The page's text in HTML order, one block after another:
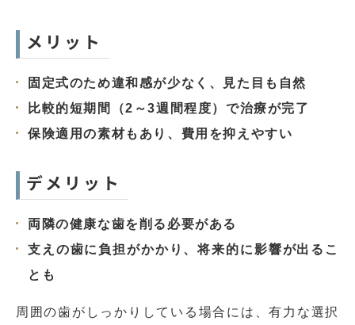
メリット
固定式のため違和感が少なく、見た目も自然
比較的短期間（2～3週間程度）で治療が完了
保険適用の素材もあり、費用を抑えやすい
デメリット
両隣の健康な歯を削る必要がある
支えの歯に負担がかかり、将来的に影響が出るこ
とも
周囲の歯がしっかりしている場合には、有力な選択